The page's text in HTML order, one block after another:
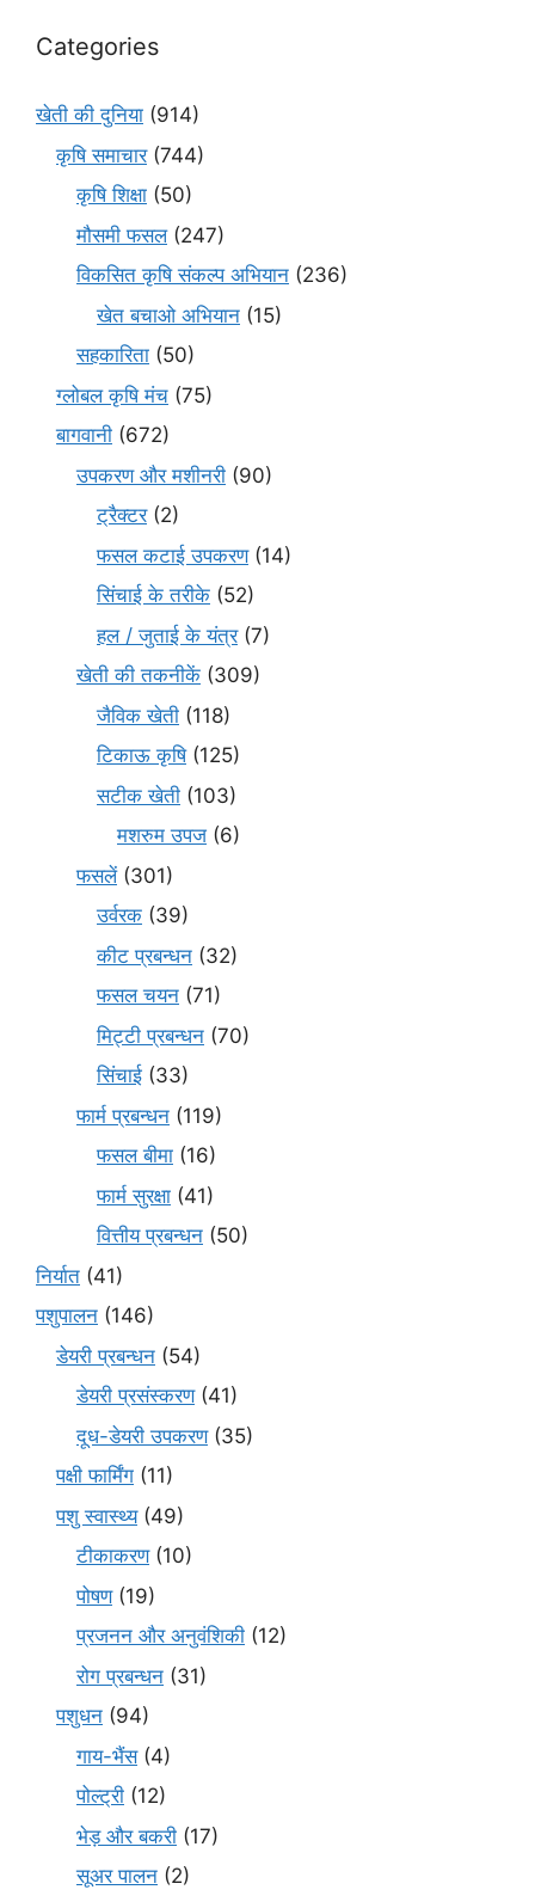
Categories
खेती की दुनिया (914)
कृषि समाचार(744)
कृषि शिक्षा (50)
मौसमी फसल(247)
विकसित कृषि संकल्प अभियान (236)
खेत बचाओ अभियान (15)
सहकारिता (50)
ग्लोबल कृषि मंच (75)
बागवानी (672)
उपकरण और मशीनरी (90)
ट्रैक्टर(2)
फसल कटाई उपकरण(14)
सिंचाई के तरीके (52)
हल / जुताई के यंत्र(7)
खेती की तकनीकें (309)
जैविक खेती (118)
टिकाऊ कृषि(125)
सटीक खेती (103)
मशरुम उपज (6)
फसलें(301)
उर्वरक (39)
कीट प्रबन्धन (32)
फसल चयन (71)
मि‌ट्टी प्रबन्धन (70)
सिंचाई (33)
फार्म प्रबन्धन (119)
फसल बीमा (16)
फार्म सुरक्षा (41)
वित्तीय प्रबन्धन (50)
निर्यात (41)
पशुपालन (146)
डेयरी प्रबन्धन (54)
डेयरी प्रसंस्करण(41)
दूध-डेयरी उपकरण(35)
पक्षी फार्मिंग (11)
पशु स्वास्थ्य(49)
टीकाकरण(10)
पोषण(19)
प्रजनन और अनुवंशिकी (12)
रोग प्रबन्धन (31)
पशुधन (94)
गाय-भैंस(4)
पोल्ट्री (12)
भेड़ और बकरी (17)
सूअर पालन (2)